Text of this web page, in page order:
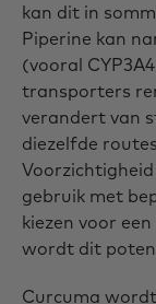
kan dit in
Piperine kan
(vooral
transporters
verandert van
diezelfde
gebruik met
kiezen voor
wordt dit
Curcuma